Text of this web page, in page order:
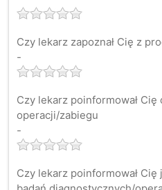
Czy lekarz zapoznał Cię z
-
Czy lekarz poinformował
operacji/zabiegu
-
Czy lekarz poinformował